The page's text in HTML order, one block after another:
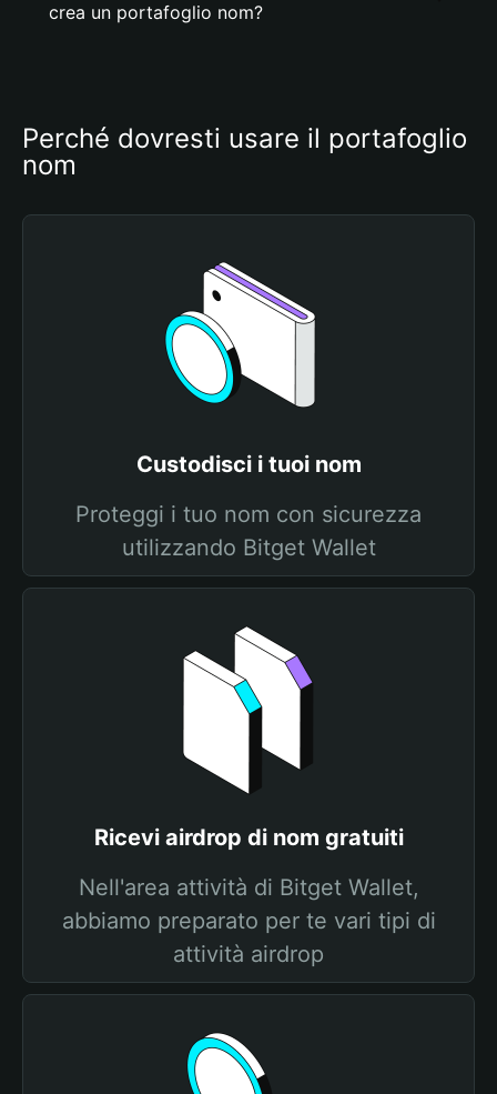
crea un portafoglio nom?
Perché dovresti usare il portafoglio
nom
Custodisci i tuoi nom
Proteggi i tuo nom con sicurezza
utilizzando Bitget Wallet
Ricevi airdrop di nom gratuiti
Nell'area attività di Bitget Wallet,
abbiamo preparato per te vari tipi di
attività airdrop